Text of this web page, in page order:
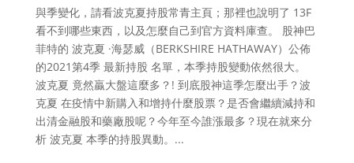
與季變化，請看波克夏持股常青主頁；那裡也說明了 13F
看不到哪些東西，以及怎麼自己到官方資料庫查。 股神巴
菲特的 波克夏 ·海瑟威（BERKSHIRE HATHAWAY）公佈
的2021第4季 最新持股 名單，本季持股變動依然很大。
波克夏 竟然贏大盤這麼多？! 到底股神這季怎麼出手？波
克夏 在疫情中新購入和增持什麼股票？是否會繼續減持和
出清金融股和藥廠股呢？今年至今誰漲最多？現在就來分
析 波克夏 本季的持股異動。...